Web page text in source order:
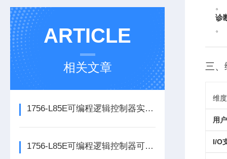
ARTICLE
相关文章
1756-L85E可编程逻辑控制器实操应用常见问题分析及解决方法探讨
1756-L85E可编程逻辑控制器可满足多行业自动化精准控制需求
。
诊
。
三、
维度
用
I/O